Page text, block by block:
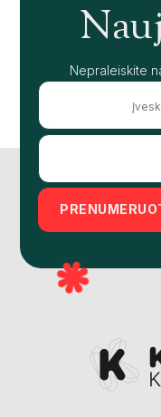
Nepraleiskite